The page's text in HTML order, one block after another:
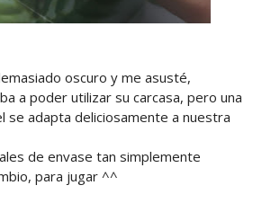
oscuro y me asusté,
a poder utilizar su carcasa, pero una
se adapta deliciosamente a nuestra
de envase tan simplemente
para jugar ^^